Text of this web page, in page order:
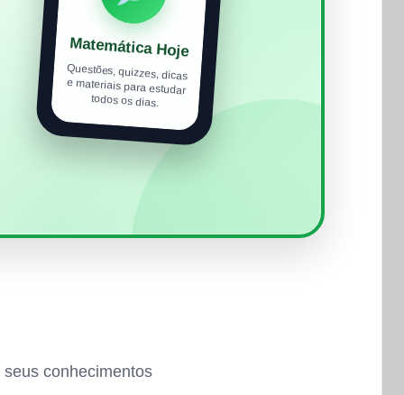
Matemática Hoje
Questões, quizzes, dicas
e materiais para estudar
todos os dias.
conhecimentos